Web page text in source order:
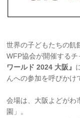
世界の子どもたちの飢
WFP協会が開催する
ワールド 2024 大阪』
んへの参加を呼びかけ
会場は、大阪よどがわ
園」。